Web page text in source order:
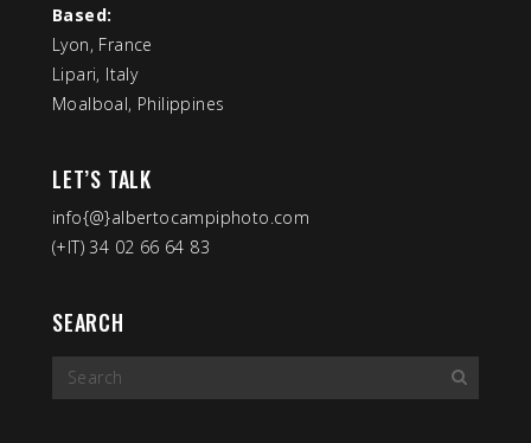
Based:
Lyon, France
Lipari, Italy
Moalboal, Philippines
LET’S TALK
info{@}albertocampiphoto.com
(+IT) 34 02 66 64 83
SEARCH